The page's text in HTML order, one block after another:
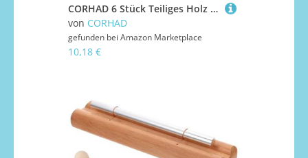
CORHAD 6 Stück Teiliges Holz rhythmusspielzeug für Jahre Pädagogisches Orff Instrument Bunte Cartoon Designs Fördert Musikalische Früherziehung und Motorische Fähigkeiten
von CORHAD
gefunden bei Amazon Marketplace
10,18 €